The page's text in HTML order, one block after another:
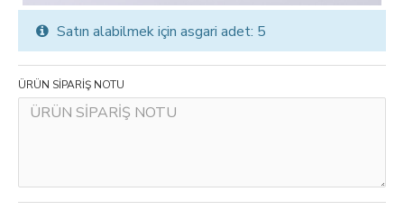
ÜRÜN SİPARİŞ NOTU
Satın alabilmek için asgari adet: 5